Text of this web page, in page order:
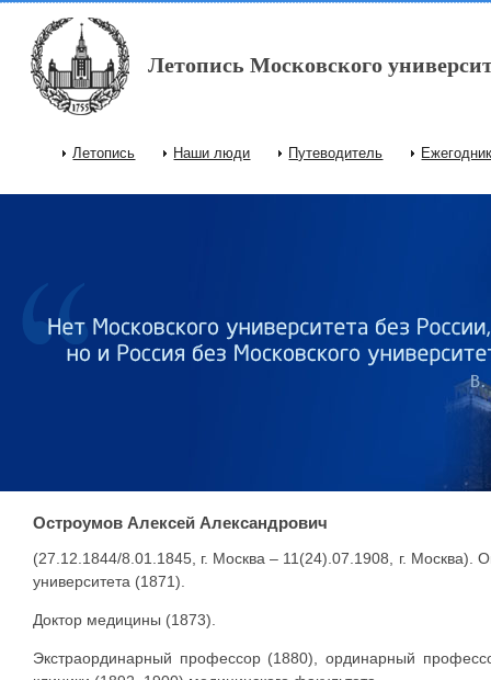
Перейти к основному содержанию
Летопись Московского
Главное меню
Летопись Наши люди Путеводитель
Остроумов Алексей Александрович
(27.12.1844/8.01.1845, г. Москва – 11(24).07.1908, г. Москва).
университета (1871).
Доктор медицины (1873).
Экстраординарный профессор (1880), ординарный